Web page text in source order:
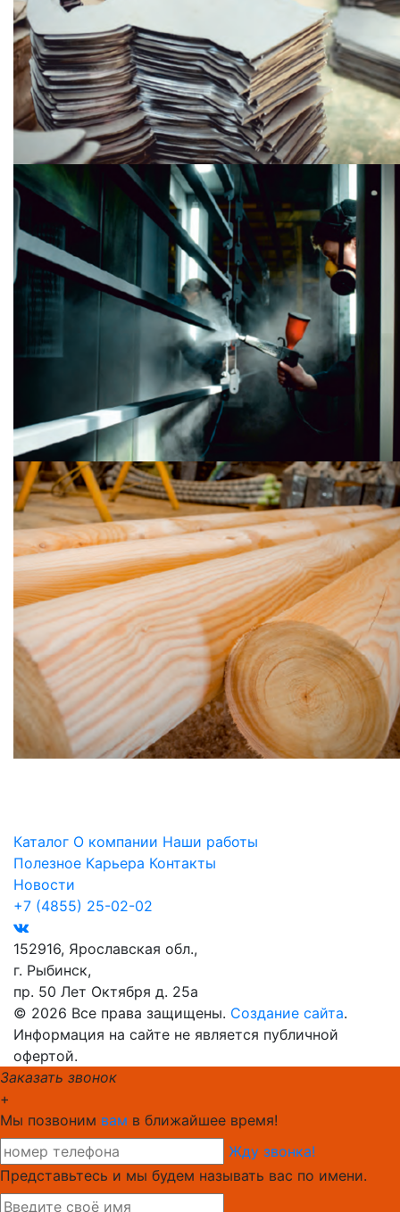
Каталог О компании Наши работы
Полезное Карьера Контакты
Новости
+7 (4855) 25-02-02
152916, Ярославская обл.,
г. Рыбинск,
пр. 50 Лет Октября д. 25а
© 2026 Все права защищены. Создание сайта.
Информация на сайте не является публичной
офертой.
Заказать звонок
+
Мы позвоним вам в ближайшее время!
Жду звонка!
Представьтесь и мы будем называть вас по имени.